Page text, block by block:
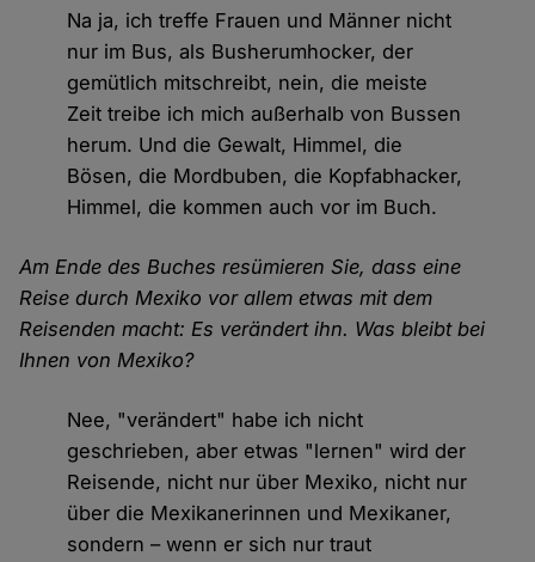
Na ja, ich treffe Frauen und Männer nicht
nur im Bus, als Busherumhocker, der
gemütlich mitschreibt, nein, die meiste
Zeit treibe ich mich außerhalb von Bussen
herum. Und die Gewalt, Himmel, die
Bösen, die Mordbuben, die Kopfabhacker,
Himmel, die kommen auch vor im Buch.
Am Ende des Buches resümieren Sie, dass eine
Reise durch Mexiko vor allem etwas mit dem
Reisenden macht: Es verändert ihn. Was bleibt bei
Ihnen von Mexiko?
Nee, "verändert" habe ich nicht
geschrieben, aber etwas "lernen" wird der
Reisende, nicht nur über Mexiko, nicht nur
über die Mexikanerinnen und Mexikaner,
sondern – wenn er sich nur traut